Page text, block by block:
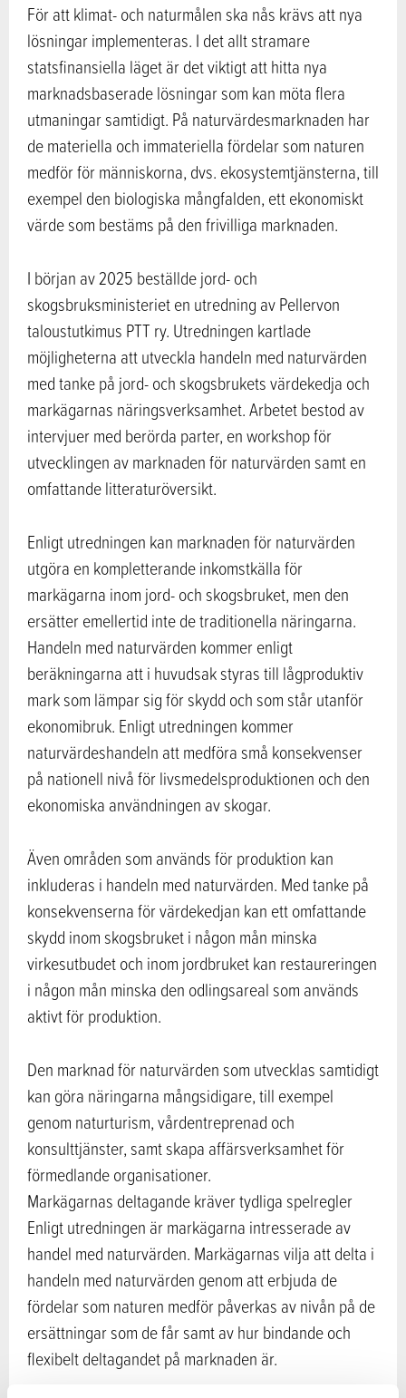
För att klimat- och naturmålen ska nås krävs att nya
lösningar implementeras. I det allt stramare
statsfinansiella läget är det viktigt att hitta nya
marknadsbaserade lösningar som kan möta flera
utmaningar samtidigt. På naturvärdesmarknaden har
de materiella och immateriella fördelar som naturen
medför för människorna, dvs. ekosystemtjänsterna, till
exempel den biologiska mångfalden, ett ekonomiskt
värde som bestäms på den frivilliga marknaden.
I början av 2025 beställde jord- och
skogsbruksministeriet en utredning av Pellervon
taloustutkimus PTT ry. Utredningen kartlade
möjligheterna att utveckla handeln med naturvärden
med tanke på jord- och skogsbrukets värdekedja och
markägarnas näringsverksamhet. Arbetet bestod av
intervjuer med berörda parter, en workshop för
utvecklingen av marknaden för naturvärden samt en
omfattande litteraturöversikt.
Enligt utredningen kan marknaden för naturvärden
utgöra en kompletterande inkomstkälla för
markägarna inom jord- och skogsbruket, men den
ersätter emellertid inte de traditionella näringarna.
Handeln med naturvärden kommer enligt
beräkningarna att i huvudsak styras till lågproduktiv
mark som lämpar sig för skydd och som står utanför
ekonomibruk. Enligt utredningen kommer
naturvärdeshandeln att medföra små konsekvenser
på nationell nivå för livsmedelsproduktionen och den
ekonomiska användningen av skogar.
Även områden som används för produktion kan
inkluderas i handeln med naturvärden. Med tanke på
konsekvenserna för värdekedjan kan ett omfattande
skydd inom skogsbruket i någon mån minska
virkesutbudet och inom jordbruket kan restaureringen
i någon mån minska den odlingsareal som används
aktivt för produktion.
Den marknad för naturvärden som utvecklas samtidigt
kan göra näringarna mångsidigare, till exempel
genom naturturism, vårdentreprenad och
konsulttjänster, samt skapa affärsverksamhet för
förmedlande organisationer.
Markägarnas deltagande kräver tydliga spelregler
Enligt utredningen är markägarna intresserade av
handel med naturvärden. Markägarnas vilja att delta i
handeln med naturvärden genom att erbjuda de
fördelar som naturen medför påverkas av nivån på de
ersättningar som de får samt av hur bindande och
flexibelt deltagandet på marknaden är.